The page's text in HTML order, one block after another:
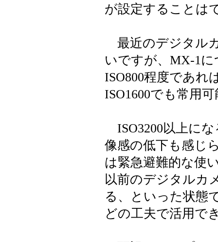
が設定することは
最近のデジタル
いですが、MX-1
ISO800程度であれ
ISO1600でも常用
ISO3200以上に
像感の低下も感じ
は緊急避難的な使
以前のデジタルカ
る、といった状態
どの工夫で活用で